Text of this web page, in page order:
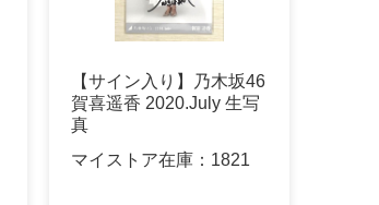
【サイン入り】乃木坂46
賀喜遥香 2020.July 生写
真
マイストア在庫： 1821